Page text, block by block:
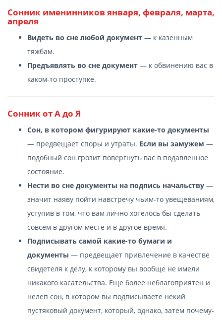
Сонник именинников января, февраля, марта,
апреля
Видеть во сне любой документ — к казенным
тяжбам.
Предъявлять во сне документ — к обвинению вас в
каком-то проступке.
Сонник от А до Я
Сон, в котором фигурируют какие-то документы
— предвещает споры и утраты. Если вы замужем —
подобный сон грозит повергнуть вас в подавленное
состояние.
Нести во сне документы на подпись начальству —
значит наяву пойти навстречу чьим-то увещеваниям,
уступив в том, что вам лично хотелось бы сделать
совсем в другом месте и в другое время.
Подписывать самой какие-то бумаги и
документы — предвещает привлечение в качестве
свидетеля к делу, к которому вы вообще не имели
никакого касательства. Еще более неблагоприятен и
нелеп сон, в котором вы подписываете некий
пустяковый документ, который, однако, затем почему-